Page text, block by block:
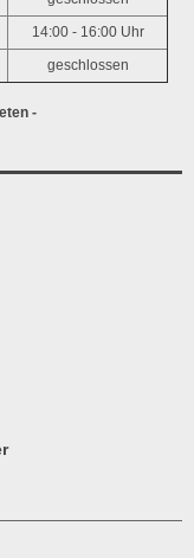
14:00 - 16:00 Uhr
geschlossen
-